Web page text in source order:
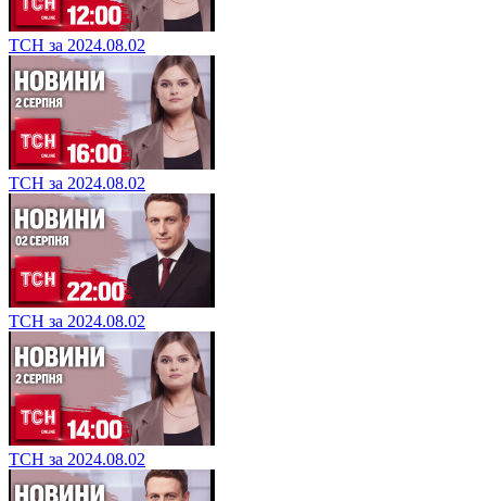
ТСН за 2024.08.02
ТСН за 2024.08.02
ТСН за 2024.08.02
ТСН за 2024.08.02